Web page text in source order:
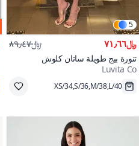
5
﷼٧١٫٦٦ ﷼٨٩٫٤٧
تنورة بيج طويلة ساتان كلوش
Luvita Co
XS/34,S/36,M/38,L/40